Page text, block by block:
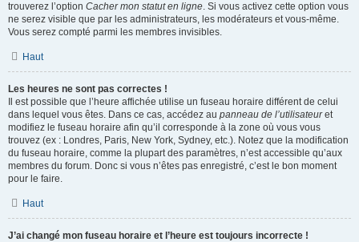
trouverez l’option Cacher mon statut en ligne. Si vous activez cette option vous
ne serez visible que par les administrateurs, les modérateurs et vous-même.
Vous serez compté parmi les membres invisibles.
Haut
Les heures ne sont pas correctes !
Il est possible que l’heure affichée utilise un fuseau horaire différent de celui
dans lequel vous êtes. Dans ce cas, accédez au panneau de l’utilisateuret
modifiez le fuseau horaire afin qu’il corresponde à la zone où vous vous
trouvez (ex : Londres, Paris, New York, Sydney, etc.). Notez que la modification
du fuseau horaire, comme la plupart des paramètres, n’est accessible qu’aux
membres du forum. Donc si vous n’êtes pas enregistré, c’est le bon moment
pour le faire.
Haut
J’ai changé mon fuseau horaire et l’heure est toujours incorrecte !